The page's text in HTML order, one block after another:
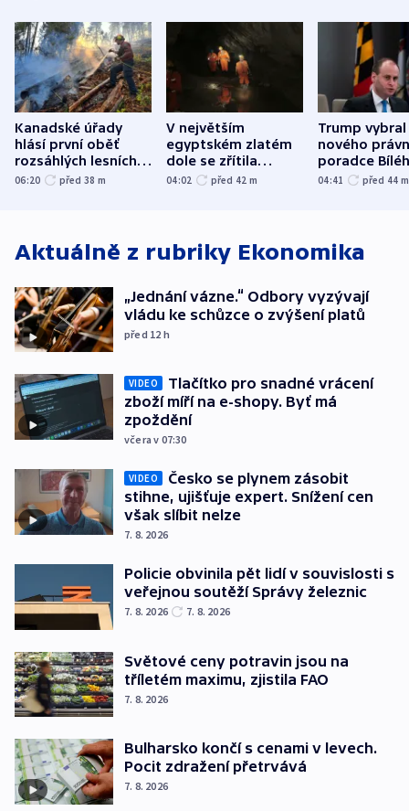
Kanadské úřady
hlásí první oběť
rozsáhlých lesních
požárů
06:20 před 38 m
V největším
egyptském zlatém
dole se zřítila
hornina, jeden
04:02 před 42 m
Trump vybral
nového
poradce
domu
04:41 před 44 m
Aktuálně z rubriky Ekonomika
„Jednání vázne.“ Odbory vyzývají
vládu ke schůzce o zvýšení platů
před 12 h
VIDEO
Tlačítko pro snadné vrácení
zboží míří na e-shopy. Byť má
zpoždění
včera v 07:30
VIDEO
Česko se plynem zásobit
stihne, ujišťuje expert. Snížení cen
však slíbit nelze
7. 8. 2026
Policie obvinila pět lidí v souvislosti s
veřejnou soutěží Správy železnic
7. 8. 2026 7. 8. 2026
Světové ceny potravin jsou na
tříletém maximu, zjistila FAO
7. 8. 2026
Bulharsko končí s cenami v levech.
Pocit zdražení přetrvává
7. 8. 2026